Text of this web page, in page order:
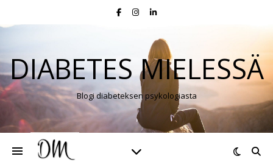
DIABETES MIELESSÄ
Blogi diabeteksen psykologiasta